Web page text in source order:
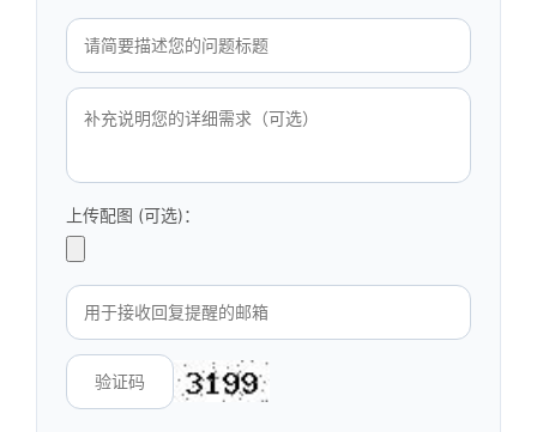
上传配图 (可选)：